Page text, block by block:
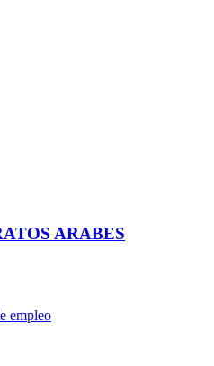
ARABES
empleo